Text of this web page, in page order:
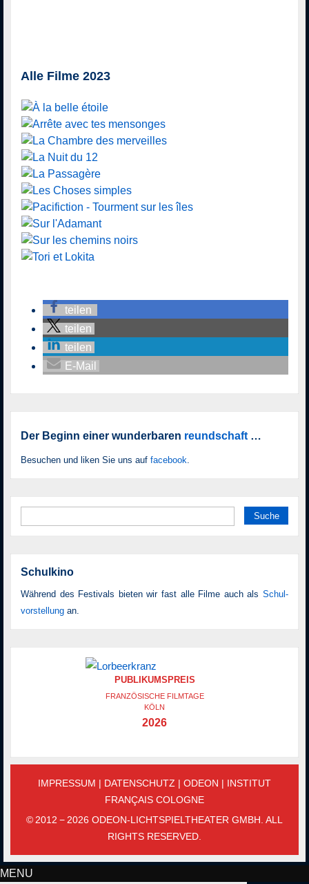
Alle Filme 2023
teilen
teilen
teilen
E-Mail
Der Beginn einer wunderbaren reundschaft …
Besuchen und liken Sie uns auf facebook
Schulkino
Während des Festivals bieten wir fast alle Filme auch als Schul­
vor­stellung an.
PUBLIKUMSPREIS
FRANZÖSISCHE FILMTAGE
KÖLN
2026
IMPRESSUM | DATENSCHUTZ | ODEON | INSTITUT
FRANÇAIS COLOGNE
© 2012 − 2026 ODEON-LICHTSPIELTHEATER GMBH. ALL
RIGHTS RESERVED.
MENU